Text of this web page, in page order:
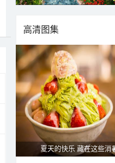
高清图集
广西南宁：盛夏里的“